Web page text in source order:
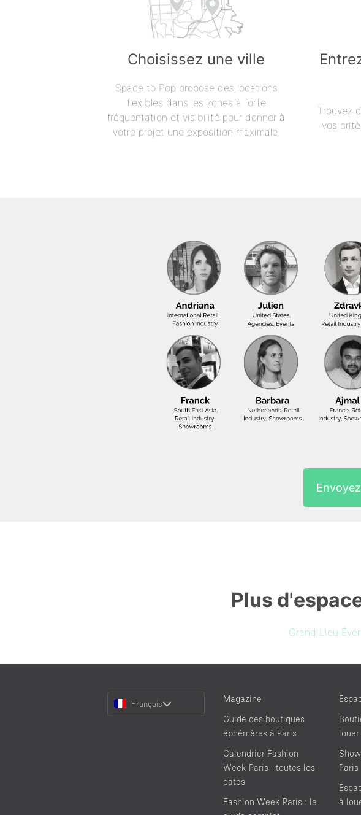
Choisissez une ville
Space to Pop propose des locations
flexibles dans les zones à forte
fréquentation et visibilité pour donner à
votre projet une exposition maximale.
Trouvez
vos
Plus
Grand Lieu
Choose
Français
Magazine
Guide des boutiques
éphémères à Paris
Calendrier Fashion
Week Paris : toutes les
dates
Fashion Week Paris : le
louer
Paris
à